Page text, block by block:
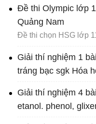
Đề thi Olympic lớp
Quảng Nam
Đề thi chọn HSG lớp
Giải thí nghiệm 1
tráng bạc sgk Hóa
Giải thí nghiệm 4
etanol. phenol,